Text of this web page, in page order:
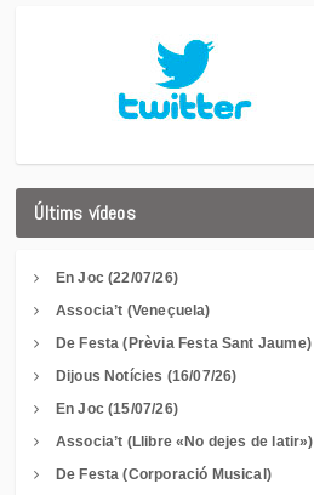
Últims vídeos
En Joc (22/07/26)
Associa’t (Veneçuela)
De Festa (Prèvia Festa Sant Jaume)
Dijous Notícies (16/07/26)
En Joc (15/07/26)
Associa’t (Llibre «No dejes de latir»)
De Festa (Corporació Musical)